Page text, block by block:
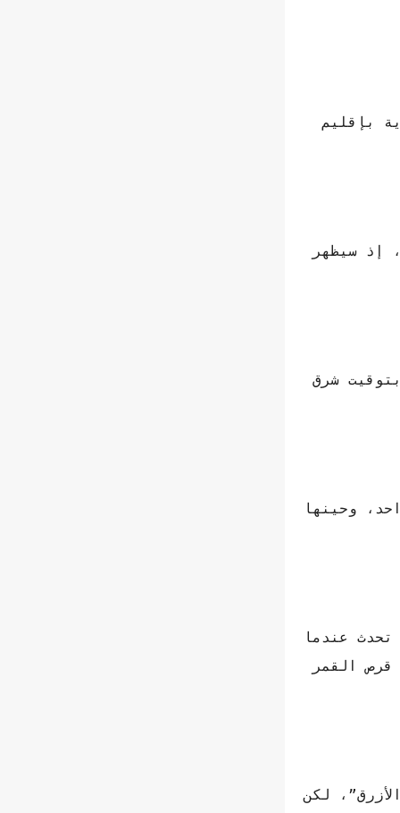
بإقليم
إذ سيظهر
الأربعاء الموافق 30 غشت عند حوالي الساعة 9:30 مساء بتوقيت شرق
وحينها
وهي ظاهرة تحدث عندما
القمر
لكن